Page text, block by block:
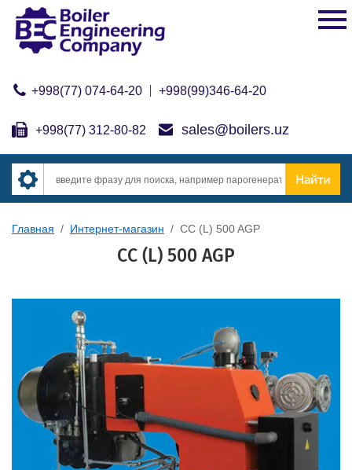
+998(77) 074-64-20 +998(99)346-64-20
+998(77) 312-80-82 sales@boilers.uz
Главная / Интернет-магазин / CC (L) 500 AGP
CC (L) 500 AGP